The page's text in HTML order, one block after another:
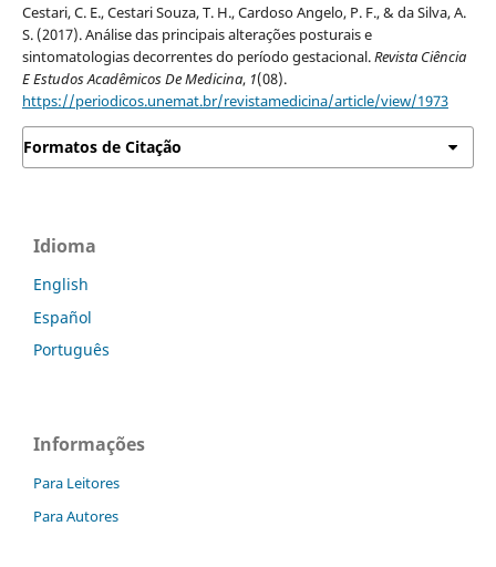
Cestari, C. E., Cestari Souza, T. H., Cardoso Angelo, P. F., & da Silva, A.
S. (2017). Análise das principais alterações posturais e
sintomatologias decorrentes do período gestacional.Revista Ciência
E Estudos Acadêmicos De Medicina, 1(08).
https://periodicos.unemat.br/revistamedicina/article/view/1973
Formatos de Citação
Idioma
English
Español
Português
Informações
Para Leitores
Para Autores